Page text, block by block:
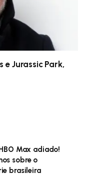
e Jurassic Park,
Max adiado!
sobre o
brasileira